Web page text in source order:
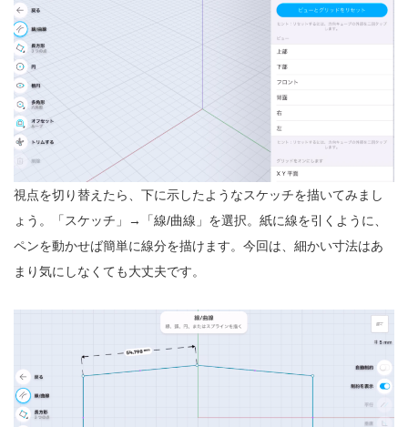
視点を切り替えたら、下に示したようなスケッチを描いてみまし
ょう。「スケッチ」→「線/曲線」を選択。紙に線を引くように、
ペンを動かせば簡単に線分を描けます。今回は、細かい寸法はあ
まり気にしなくても大丈夫です。